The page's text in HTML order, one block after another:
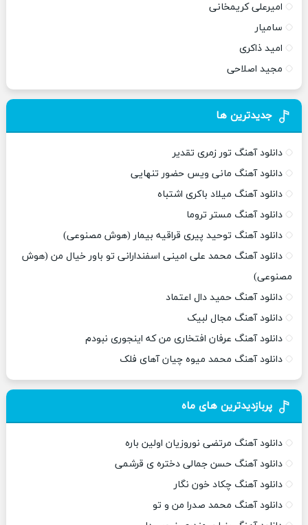
امیرعلی کریمخانی
سامیار
امید ذاکری
مجید اصلاحی
جدیدترین ها
دانلود آهنگ تور زمری تقدیر
دانلود آهنگ مانی ویس حضور تنهایی
دانلود آهنگ میلاد باکری اشتباه
دانلود آهنگ مستر تروما
دانلود آهنگ توحید پیری قراقیه بیمار (هوش مصنوعی)
دانلود آهنگ محمد علی امینی اسفندارانی تو باور خیال من (هوش
مصنوعی)
دانلود آهنگ حمید دال اعتماد
دانلود آهنگ مجال لبیک
دانلود آهنگ عرفان افتخاری من که اینجوری نبودم
دانلود آهنگ محمد میوه چیان آهای فلک
پربازدیدترین های ماه
دانلود آهنگ مرتضی نوروزیان اولین باره
دانلود آهنگ حسن جمالی دختره ی قرشمی
دانلود آهنگ چکاد خون نگار
دانلود آهنگ محمد صدرا من و تو